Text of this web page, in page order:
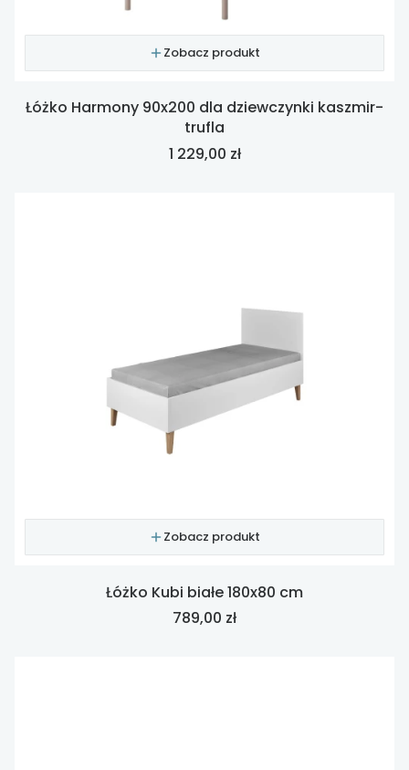
Zobacz produkt
Łóżko Harmony 90x200 dla dziewczynki kaszmir-
trufla
Cena
1 229,00 zł
Zobacz produkt
Łóżko Kubi białe 180x80 cm
Cena
789,00 zł